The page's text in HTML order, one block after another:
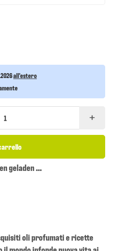
all'estero
geladen ...
oli profumati e ricette